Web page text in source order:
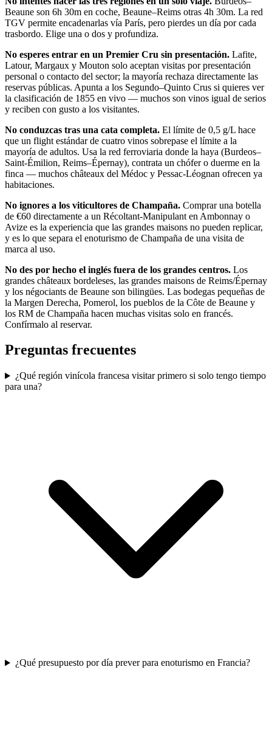
Beaune son 6h 30m en coche, Beaune–Reims otras 4h 30m. La red
TGV permite encadenarlas vía París, pero pierdes un día por cada
trasbordo. Elige una o dos y profundiza.
No esperes entrar en un Premier Cru sin presentación. Lafite,
Latour, Margaux y Mouton solo aceptan visitas por presentación
personal o contacto del sector; la mayoría rechaza directamente las
reservas públicas. Apunta a los Segundo–Quinto Crus si quieres ver
la clasificación de 1855 en vivo — muchos son vinos igual de serios
y reciben con gusto a los visitantes.
No conduzcas tras una cata completa. El límite de 0,5 g/L hace
que un flight estándar de cuatro vinos sobrepase el límite a la
mayoría de adultos. Usa la red ferroviaria donde la haya (Burdeos–
Saint-Émilion, Reims–Épernay), contrata un chófer o duerme en la
finca — muchos châteaux del Médoc y Pessac-Léognan ofrecen ya
habitaciones.
No ignores a los viticultores de Champaña. Comprar una botella
de €60 directamente a un Récoltant-Manipulant en Ambonnay o
Avize es la experiencia que las grandes maisons no pueden replicar,
y es lo que separa el enoturismo de Champaña de una visita de
marca al uso.
No des por hecho el inglés fuera de los grandes centros. Los
grandes châteaux bordeleses, las grandes maisons de Reims/Épernay
y los négociants de Beaune son bilingües. Las bodegas pequeñas de
la Margen Derecha, Pomerol, los pueblos de la Côte de Beaune y
los RM de Champaña hacen muchas visitas solo en francés.
Confírmalo al reservar.
Preguntas frecuentes
¿Qué región vinícola francesa visitar primero si solo tengo tiempo
para una?
¿Qué presupuesto por día prever para enoturismo en Francia?